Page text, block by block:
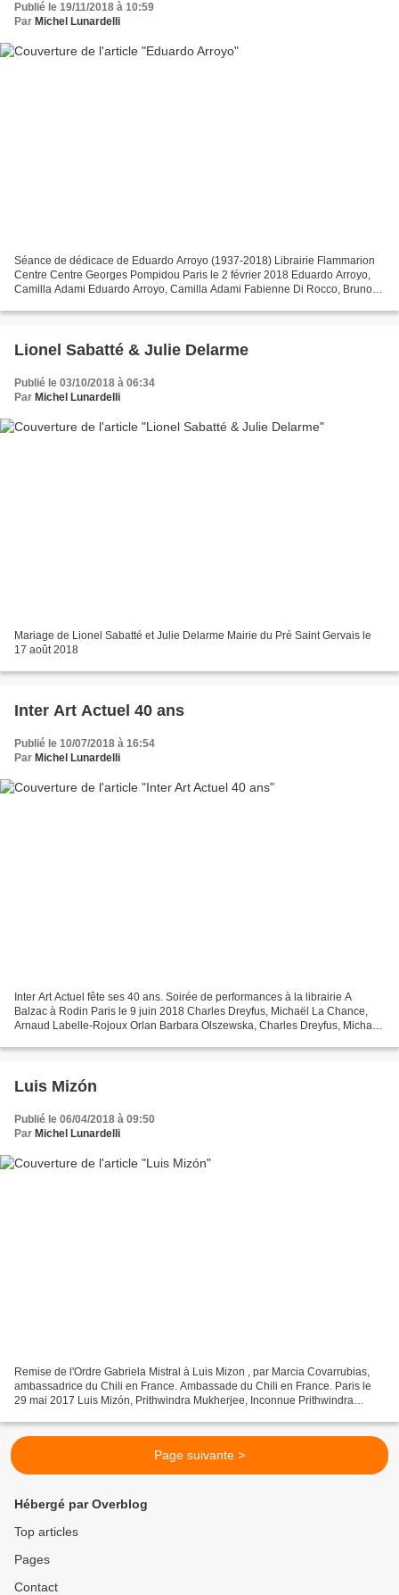
Publié le 19/11/2018 à 10:59
Par Michel Lunardelli
Séance de dédicace de Eduardo Arroyo (1937-2018) Librairie Flammarion
Centre Centre Georges Pompidou Paris le 2 février 2018 Eduardo Arroyo,
Camilla Adami Eduardo Arroyo, Camilla Adami Fabienne Di Rocco, Bruno
Lionel Sabatté & Julie Delarme
Publié le 03/10/2018 à 06:34
Par Michel Lunardelli
Mariage de Lionel Sabatté et Julie Delarme Mairie du Pré Saint Gervais le
17 août 2018
Inter Art Actuel 40 ans
Publié le 10/07/2018 à 16:54
Par Michel Lunardelli
Inter Art Actuel fête ses 40 ans. Soirée de performances à la librairie A
Balzac à Rodin Paris le 9 juin 2018 Charles Dreyfus, Michaël La Chance,
Arnaud Labelle-Rojoux Orlan Barbara Olszewska, Charles Dreyfus, Michaël
Luis Mizón
Publié le 06/04/2018 à 09:50
Par Michel Lunardelli
Remise de l'Ordre Gabriela Mistral à Luis Mizon , par Marcia Covarrubias,
ambassadrice du Chili en France. Ambassade du Chili en France. Paris le
29 mai 2017 Luis Mizón, Prithwindra Mukherjee, Inconnue Prithwindra
Page suivante >
Hébergé par Overblog
Top articles
Pages
Contact